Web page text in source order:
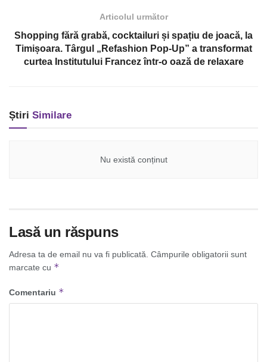
Articolul următor
Shopping fără grabă, cocktailuri și spațiu de joacă, la
Timișoara. Târgul „Refashion Pop-Up” a transformat
curtea Institutului Francez într-o oază de relaxare
Știri Similare
Nu există conținut
Lasă un răspuns
Adresa ta de email nu va fi publicată. Câmpurile obligatorii sunt
marcate cu *
Comentariu *